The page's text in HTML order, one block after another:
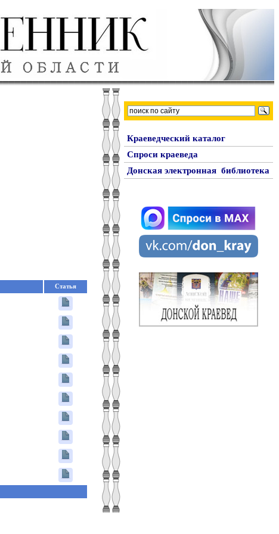
Статья
Краеведческий каталог
Спроси краеведа
Донская электронная библиотека